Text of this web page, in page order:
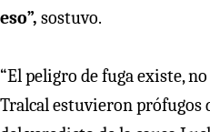
eso”, sostuvo.
“El peligro de fuga existe,
Tralcal estuvieron prófugos